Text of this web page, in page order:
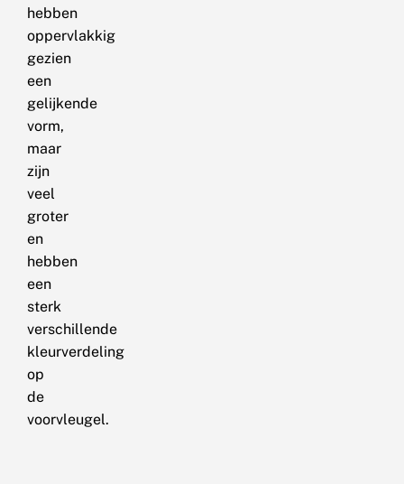
hebben
oppervlakkig
gezien
een
gelijkende
vorm,
maar
zijn
veel
groter
en
hebben
een
sterk
verschillende
kleurverdeling
op
de
voorvleugel.